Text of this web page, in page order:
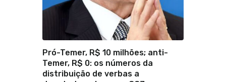
Pró-Temer, R$ 10 milhões; anti-
Temer, R$ 0: os números da
distribuição de verbas a